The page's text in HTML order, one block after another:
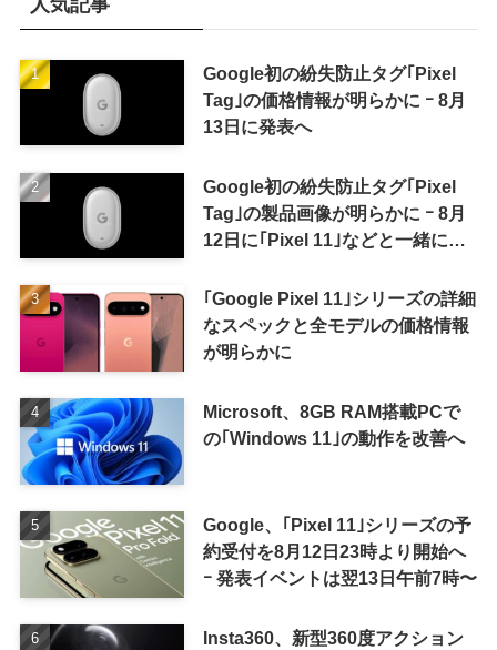
Google初の紛失防止タグ｢Pixel
Tag｣の価格情報が明らかに ｰ 8月
13日に発表へ
Google初の紛失防止タグ｢Pixel
Tag｣の製品画像が明らかに ｰ 8月
12日に｢Pixel 11｣などと一緒に発
｢Google Pixel 11｣シリーズの詳細
なスペックと全モデルの価格情報
が明らかに
Microsoft、8GB RAM搭載PCで
の｢Windows 11｣の動作を改善へ
Google、｢Pixel 11｣シリーズの予
約受付を8月12日23時より開始へ
ｰ 発表イベントは翌13日午前7時〜
Insta360、新型360度アクション